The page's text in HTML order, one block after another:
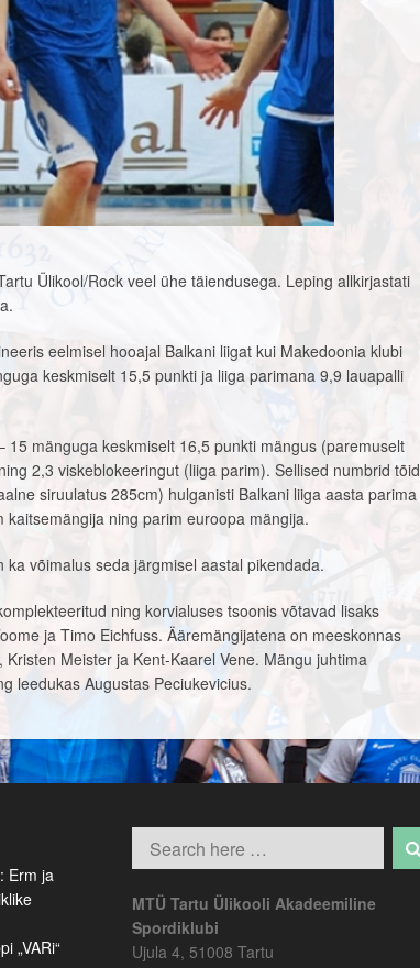
Ülikool/Rock veel ühe täiendusega. Leping allkirjastati
eelmisel hooajal Balkani liigat kui Makedoonia klubi
keskmiselt 15,5 punkti ja liiga parimana 9,9 lauapalli
15 mänguga keskmiselt 16,5 punkti mängus (paremuselt
2,3 viskeblokeeringut (liiga parim). Sellised numbrid tõid
siruulatus 285cm) hulganisti Balkani liiga aasta parima
ning parim euroopa mängija.
võimalus seda järgmisel aastal pikendada.
ning korvialuses tsoonis võtavad lisaks
ja Timo Eichfuss. Ääremängijatena on meeskonnas
Meister ja Kent-Kaarel Vene. Mängu juhtima
leedukas Augustas Peciukevicius.
Erm ja
„VARi“
MTÜ Tartu Ülikooli Akadeemiline
Spordiklubi
Ujula 4, 51008 Tartu